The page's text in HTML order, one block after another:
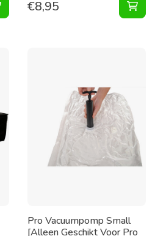
Pakket Vacuumzakken Home [Set
€8,95
Pro Vacuumpomp Small
[Alleen Geschikt Voor Pro